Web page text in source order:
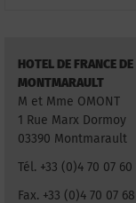
HOTEL DE FRANCE DE
MONTMARAULT
M et Mme OMONT
1 Rue Marx Dormoy
03390 Montmarault
Tél. +33 (0)4 70 07 60
Fax. +33 (0)4 70 07